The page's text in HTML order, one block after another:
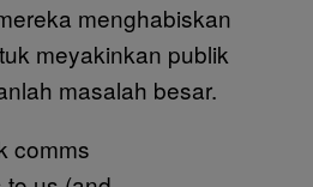
menghabiskan
meyakinkan publik
masalah besar.
comms